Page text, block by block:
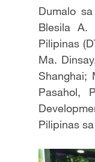
Dumalo
Blesila A.
Pilipinas
Ma.
Shanghai;
Pasahol,
Pilipinas